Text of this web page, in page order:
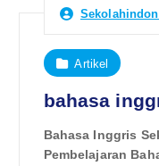
Artikel
bahasa
Bahasa Inggris
Pembelajaran